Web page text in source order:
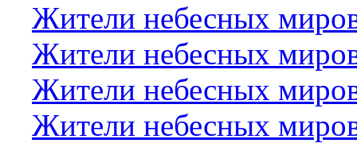
Жители небесных
Жители небесных
Жители небесных
Жители небесных